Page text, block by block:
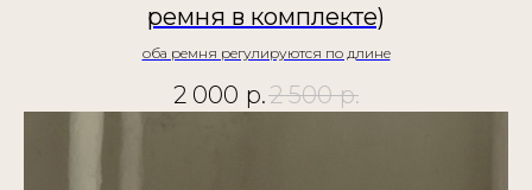
ремня в комплекте)
оба ремня регулируются по длине
2 000 р.2 500 р.